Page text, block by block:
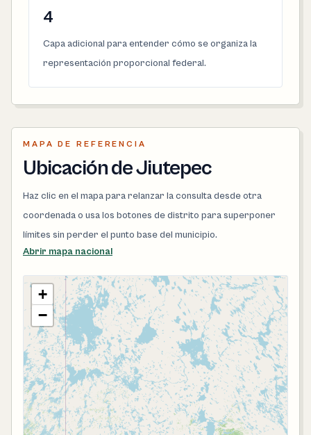
4
Capa adicional para entender cómo se organiza la
representación proporcional federal.
MAPA DE REFERENCIA
Ubicación de Jiutepec
Haz clic en el mapa para relanzar la consulta desde otra
coordenada o usa los botones de distrito para superponer
límites sin perder el punto base del municipio.
Abrir mapa nacional
+
−